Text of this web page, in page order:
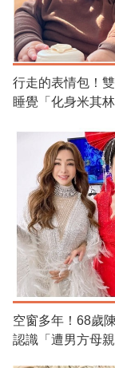
行走的表情包！
睡覺「化身米其
空窗多年！68歲
認識「遭男方母親